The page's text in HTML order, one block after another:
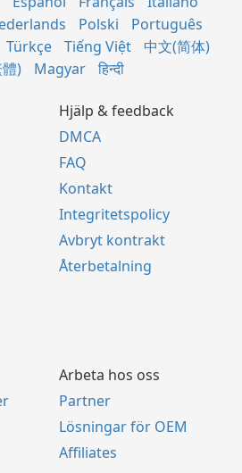
Polski
Português
Türkçe Tiếng Việt
中文(简体)
)
Magyar हिन्दी
Hjälp & feedback
DMCA
FAQ
Kontakt
Integritetspolicy
Avbryt kontrakt
Återbetalning
Arbeta hos oss
Partner
Lösningar för OEM
Affiliates